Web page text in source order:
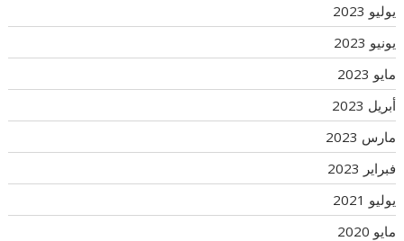
يوليو 2023
يونيو 2023
مايو 2023
أبريل 2023
مارس 2023
فبراير 2023
يوليو 2021
مايو 2020